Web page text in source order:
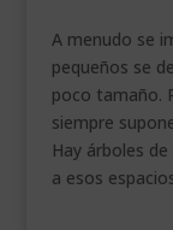
A menudo se
pequeños se
poco tamaño.
siempre
Hay árboles
a esos